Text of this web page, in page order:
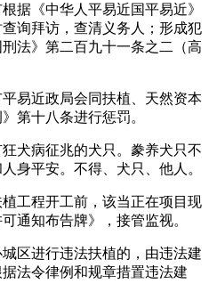
《中华人平易近国平易近》
询拜访，查清义务人；形成犯
法》第二百九十一条之二（高
近政局会同扶植、天然资本
第十八条进行惩罚。
病征兆的犬只。豢养犬只不
身平安。不得、犬只、他人。
程开工前，该当正在项目现
通知布告牌》，接管监视。
进行违法扶植的，由违法建
法令律例和规章措置违法建